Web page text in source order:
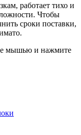
работает тихо и
Чтобы
сроки поставки,
мышью и нажмите